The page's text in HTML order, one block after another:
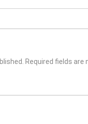
Required fields are